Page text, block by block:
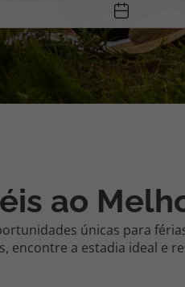
ao
únicas para
encontre a estadia ideal e